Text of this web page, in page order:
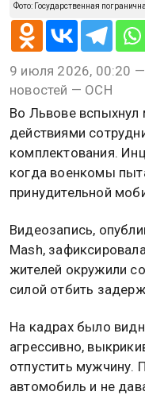
Фото: Государственная
9 июля 2026, 00:20
новостей — ОСН
Во Львове
действиями
комплектования.
когда военкомы
принудительной
Видеозапись,
Mash,
жителей окружили
силой отбить
На кадрах было
агрессивно,
отпустить мужчину.
автомобиль и не